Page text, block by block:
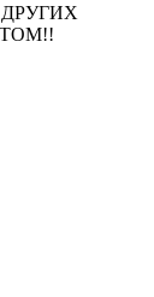
ДРУГИХ